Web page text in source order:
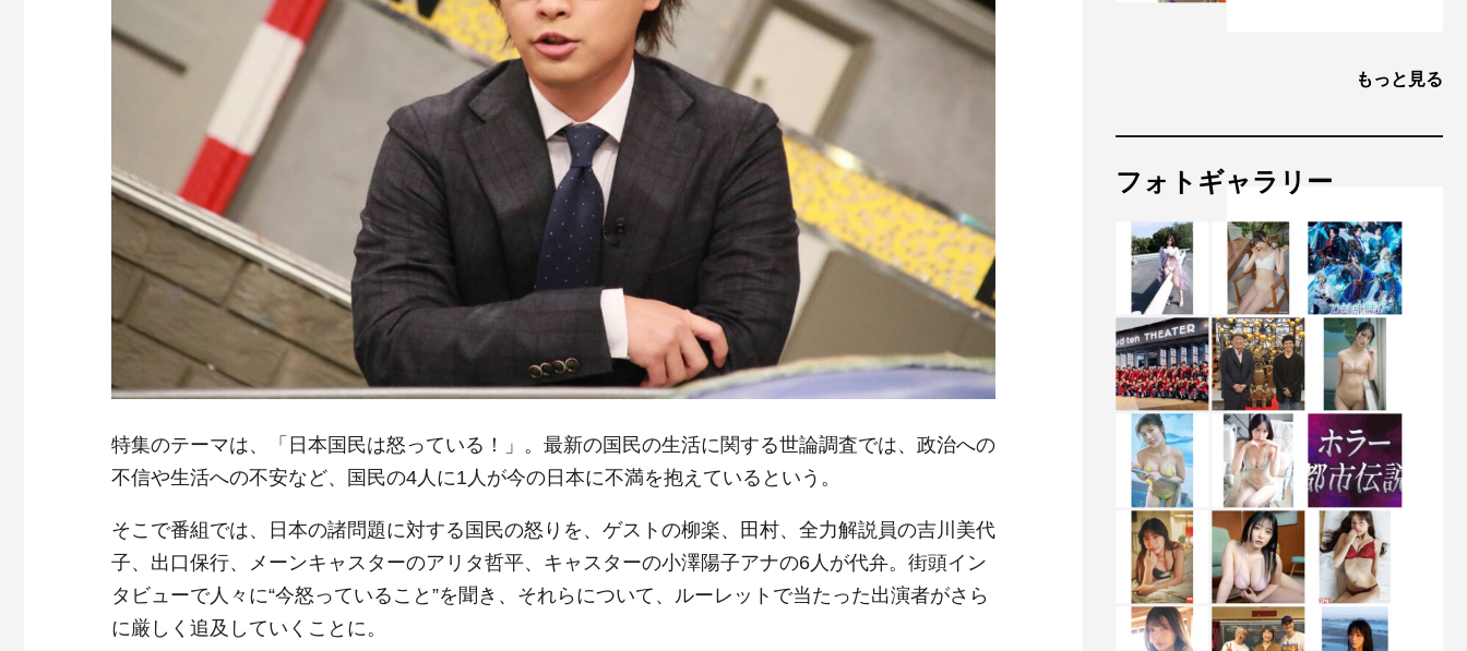
特集のテーマは、「日本国民は怒っている！」。最新の国民の生活に関する世論調査では、政治への
不信や生活への不安など、国民の4人に1人が今の日本に不満を抱えているという。
そこで番組では、日本の諸問題に対する国民の怒りを、ゲストの柳楽、田村、全力解説員の吉川美代
子、出口保行、メーンキャスターのアリタ哲平、キャスターの小澤陽子アナの6人が代弁。街頭イン
タビューで人々に“今怒っていること”を聞き、それらについて、ルーレットで当たった出演者がさら
に厳しく追及していくことに。
もっと見る
フォトギャラリー